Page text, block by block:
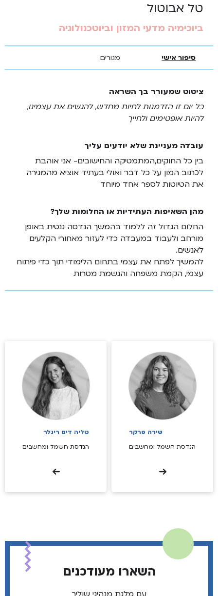
טל אבוטול
ביוכימיה מדעי המזון וביוטכנולוגיה
סיפור אישי מגורים
ציטוט שמעורר בך השראה
כל יום זו הזדמנות לחיות מחדש, להגשים את עצמינו,
להיות אופטימים ולחייך
עובדה מעניינת שלא יודעים עליך
בין כל החוקים,המתמטיקה והחישובים- אני אוהבת
לכתוב המון על כל דבר ואולי בעתיד אוציא מהמגירה
את הטיוטות לספר אחד מיוחד
מהן השאיפות העתידיות או החלומות שלך?
החלום הגדול זה ללמוד בהמשך הנדסה גנטית באופן
מורחב ולעבוד במעבדה כדי לעזור מאחורי הקלעים
לאנשים.
להמשיך לפתח את עצמי בתחום הלימודי תוך כדי פיתוח
עצמי, הקמת משפחה והגשמת מטרות
שירה פרקר
הנדסת חשמל ומחשבים
טליה דים ריגלר
הנדסת חשמל ומחשבים
השארו מעודכנים